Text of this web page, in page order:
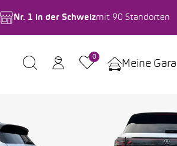
Nr. 1 in der Schweizmit 90 Standorten
0
Meine